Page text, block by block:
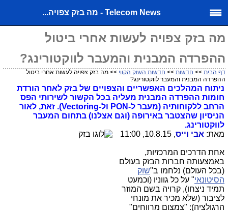
Telecom News - מה בזק צפויה...
מה בזק צפויה לעשות אחרי ביטול
ההפרדה המבנית והמעבר לווקטורינג?
דף הבית >> חדשות >> חדשות השוק הקווי >> מה בזק צפויה לעשות אחרי ביטול
ההפרדה המבנית והמעבר לווקטורינג?
ניתוח המהלכים האפשריים והצפויים של בזק לאחר הורדת
חומות ההפרדה המבנית מעליה בכל הקשור לשירותי הפס
הרחב ללקוחותיה (מעבר ל-PON ול-Vectoring). זאת, לאור
הניסיון שהצטבר באירופה (וגם אצלנו) בתחום המעבר
לווקטורינג.
מאת: אבי וייס, 10.8.15, 11:00
אחת הדרכים המרכזיות,
באמצעותה חברות הבזק בעולם
(בכל העולם) נלחמו ב"שוק
הסיטונאי" על כל גווניו (וכמעט
תמיד ניצחו), קרויה בשם המוזר
לציבור (שלא מכיר את מונחי
הרגולציה): "צמצום מרווחים"